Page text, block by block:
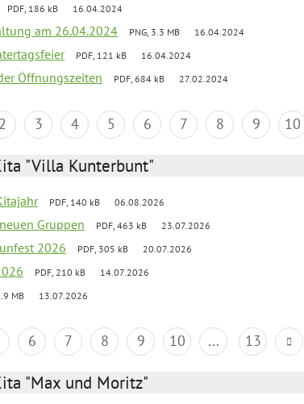
PDF, 186 kB 16.04.2024
am 26.04.2024 PNG, 3.3 MB 16.04.2024
PDF, 121 kB 16.04.2024
Öffnungszeiten PDF, 684 kB 27.02.2024
2 3 4 5 6 7 8 9 10
"Villa Kunterbunt"
PDF, 140 kB 06.08.2026
Gruppen PDF, 463 kB 23.07.2026
2026 PDF, 305 kB 20.07.2026
PDF, 210 kB 14.07.2026
MB 13.07.2026
6 7 8 9 10 ... 13
"Max und Moritz"